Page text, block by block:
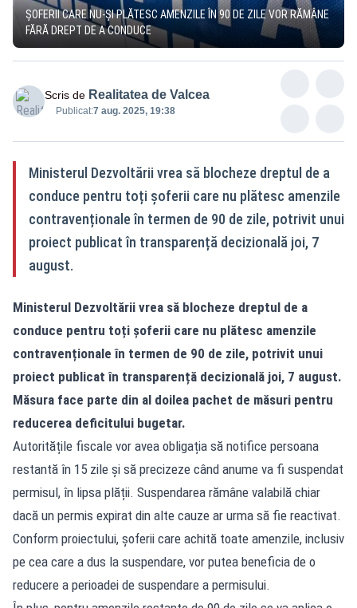
ȘOFERII CARE NU-ȘI PLĂTESC AMENZILE ÎN 90 DE ZILE VOR RĂMÂNE
FĂRĂ DREPT DE A CONDUCE
Scris de Realitatea de Valcea
Publicat:7 aug. 2025, 19:38
Ministerul Dezvoltării vrea să blocheze dreptul de a
conduce pentru toți șoferii care nu plătesc amenzile
contravenționale în termen de 90 de zile, potrivit unui
proiect publicat în transparență decizională joi, 7
august.
Ministerul Dezvoltării vrea să blocheze dreptul de a
conduce pentru toți șoferii care nu plătesc amenzile
contravenționale în termen de 90 de zile, potrivit unui
proiect publicat în transparență decizională joi, 7 august.
Măsura face parte din al doilea pachet de măsuri pentru
reducerea deficitului bugetar.
Autoritățile fiscale vor avea obligația să notifice persoana
restantă în 15 zile și să precizeze când anume va fi suspendat
permisul, în lipsa plății. Suspendarea rămâne valabilă chiar
dacă un permis expirat din alte cauze ar urma să fie reactivat.
Conform proiectului, șoferii care achită toate amenzile, inclusiv
pe cea care a dus la suspendare, vor putea beneficia de o
reducere a perioadei de suspendare a permisului.